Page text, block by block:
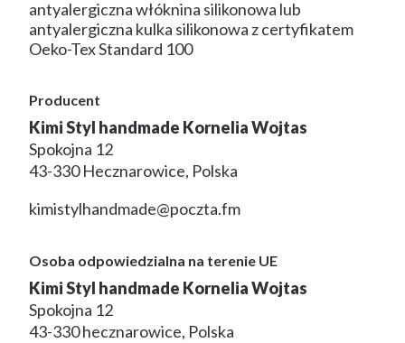
antyalergiczna włóknina silikonowa lub
antyalergiczna kulka silikonowa z certyfikatem
Oeko-Tex Standard 100
Producent
Kimi Styl handmade Kornelia Wojtas
Spokojna 12
43-330 Hecznarowice, Polska
kimistylhandmade@poczta.fm
Osoba odpowiedzialna na terenie UE
Kimi Styl handmade Kornelia Wojtas
Spokojna 12
43-330 hecznarowice, Polska